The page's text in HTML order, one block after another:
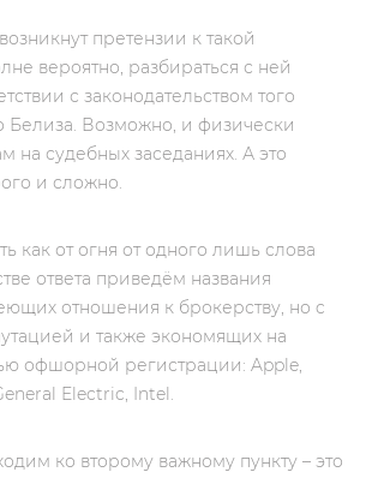
претензии к такой
вероятно, разбираться с ней
с законодательством того
Белиза. Возможно, и физически
на судебных заседаниях. А это
и сложно.
как от огня от одного лишь слова
ответа приведём названия
отношения к брокерству, но c
и также экономящих на
офшорной регистрации: Apple,
Electric, Intel.
ко второму важному пункту – это